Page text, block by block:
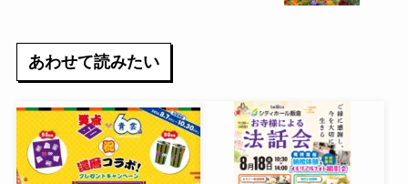
あわせて読みたい